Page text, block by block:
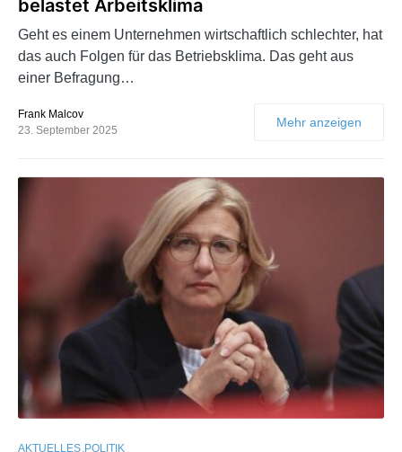
belastet Arbeitsklima
Geht es einem Unternehmen wirtschaftlich schlechter, hat
das auch Folgen für das Betriebsklima. Das geht aus
einer Befragung…
Frank Malcov
23. September 2025
Mehr anzeigen
AKTUELLES POLITIK